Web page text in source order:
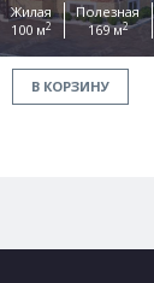
Жилая
100 м2
Полезная
169 м2
В КОРЗИНУ